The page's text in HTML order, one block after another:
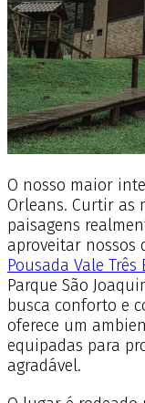
O nosso maior
Orleans. Curtir as
paisagens
aproveitar nossos
Pousada Vale Três
Parque São
busca conforto e
oferece um
equipadas para
agradável.